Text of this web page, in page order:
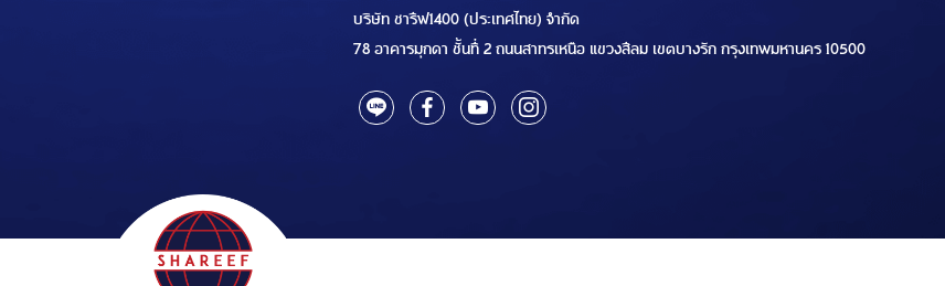
บริษัท ชารีฟ1400 (ประเทศไทย) จำกัด
78 อาคารมุกดา ชั้นที่ 2 ถนนสาทรเหนือ แขวงสีลม เขตบางรัก กรุงเทพมหานคร 10500